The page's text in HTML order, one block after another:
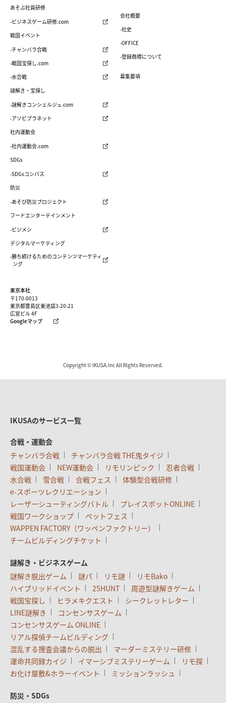
東京本社
〒170-0013
東京都豊島区東池袋3-20-21
広宣ビル 4F
Googleマップ
あそぶ社員研修
-ビジネスゲーム研修.com
戦国イベント
-チャンバラ合戦
-戦国宝探し.com
-水合戦
謎解き・宝探し
-謎解きコンシェルジュ.com
-アソビプラネット
社内運動会
-社内運動会.com
SDGs
-SDGsコンパス
防災
-あそび防災プロジェクト
フードエンターテインメント
-ビジメシ
デジタルマーケティング
-勝ち続けるためのコンテンツマーケティ
ング
会社概要
-社史
-OFFICE
-登録商標について
募集要項
Copyright © IKUSA.Inc All Rights Reserved.
IKUSAのサービス一覧
合戦・運動会
チャンバラ合戦
チャンバラ合戦 THE鬼タイジ
戦国運動会
NEW運動会 リモリンピック
忍者合戦
水合戦
雪合戦 合戦フェス
体験型合戦研修
e-スポーツレクリエーション
レーザーシューティングバトル
プレイスポットONLINE
戦国ワークショップ
ペットフェス
WAPPEN FACTORY（ワッペンファクトリー）
チームビルディングチケット
謎解き・ビジネスゲーム
謎解き脱出ゲーム
謎パ リモ謎
リモBako
ハイブリッドイベント
25HUNT
周遊型謎解きゲーム
戦国宝探し
ヒラメキクエスト
シークレットレター
LINE謎解き
コンセンサスゲーム
コンセンサスゲーム ONLINE
リアル探偵チームビルディング
混乱する捜査会議からの脱出
マーダーミステリー研修
運命共同録カイジ
イマーシブミステリーゲーム
リモ探
お化け屋敷&ホラーイベント
ミッションラッシュ
防災・SDGs